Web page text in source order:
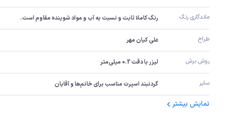
ماندگاری رنگ رنگ کاملا ثابت و نسبت به آب و مواد شوینده مقاوم است.
طراح علی کیان مهر
روش برش لیزر با دقت 0.2 میلی‌متر
سایر گردنبند اسپرت مناسب برای خانم‌ها و آقایان
نمایش بیشتر